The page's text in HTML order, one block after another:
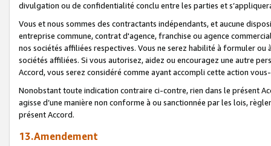
divulgation ou de confidentialité conclu entre les parties et
Vous et nous sommes des contractants indépendants, et aucune
entreprise commune, contrat d'agence, franchise ou agence
nos sociétés affiliées respectives. Vous ne serez habilité à formuler
sociétés affiliées. Si vous autorisez, aidez ou encouragez une autre
Accord, vous serez considéré comme ayant accompli cette action
Nonobstant toute indication contraire ci-contre, rien dans le présent
agisse d’une manière non conforme à ou sanctionnée par les lois,
présent Accord.
13.Amendement